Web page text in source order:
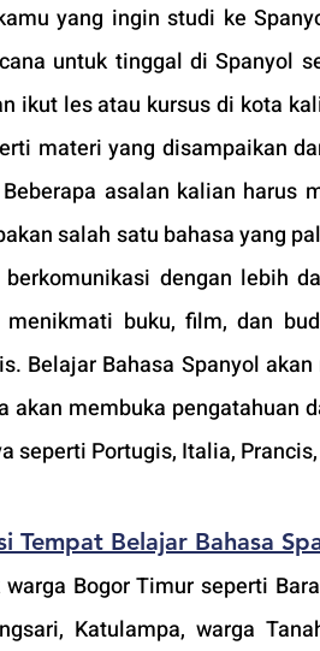
yang ingin studi ke
untuk tinggal di Spanyol
ikut les atau kursus di kota
materi yang disampaikan
asalan kalian harus
salah satu bahasa yang
berkomunikasi dengan lebih
menikmati buku, film, dan
Belajar Bahasa Spanyol
akan membuka pengatahuan
seperti Portugis, Italia,
Tempat Belajar Bahasa
warga Bogor Timur seperti
Katulampa, warga